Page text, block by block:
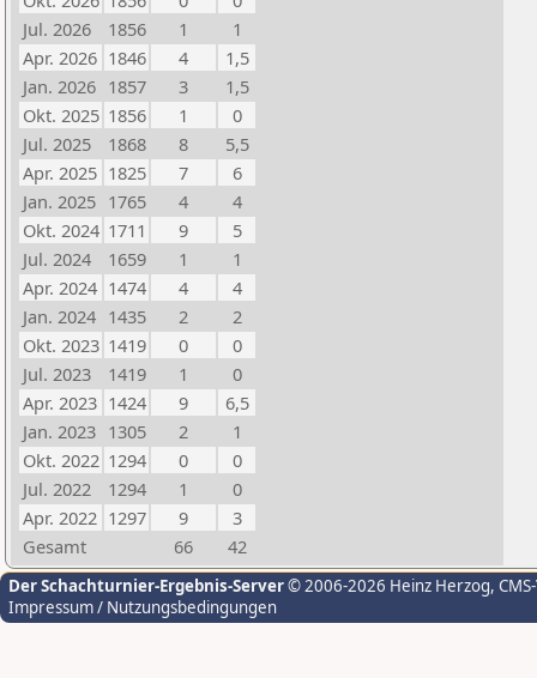
Jul. 2026
1856 1
1
Apr. 2026 1846 4
1,5
Jan. 2026 1857 3
1,5
Okt. 2025 1856 1
0
Jul. 2025
1868 8
5,5
Apr. 2025 1825 7
6
Jan. 2025 1765 4
4
Okt. 2024 1711 9
5
Jul. 2024
1659 1
1
Apr. 2024 1474 4
4
Jan. 2024 1435 2
2
Okt. 2023 1419 0
0
Jul. 2023
1419 1
0
Apr. 2023 1424 9
6,5
Jan. 2023 1305 2
1
Okt. 2022 1294 0
0
Jul. 2022
1294 1
0
Apr. 2022 1297 9
3
Gesamt
66 42
Der Schachturnier-Ergebnis-Server© 2006-2026 Heinz Herzog,
Impressum / Nutzungsbedingungen